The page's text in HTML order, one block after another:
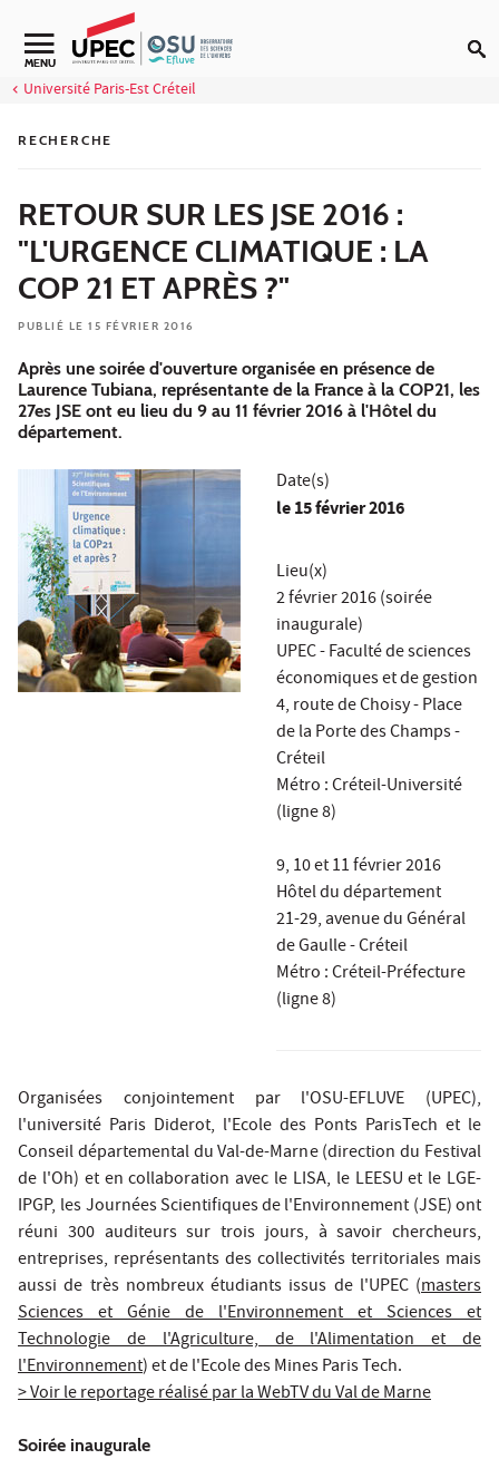
Aller au contenu
Navigation secondaire
MENU
Université Paris-Est Créteil
RECHERCHE
RETOUR SUR LES JSE 2016 :
"L'URGENCE CLIMATIQUE : LA
COP 21 ET APRÈS ?"
PUBLIÉ LE 15 FÉVRIER 2016
Après une soirée d'ouverture organisée en présence de
Laurence Tubiana, représentante de la France à la COP21, les
27es JSE ont eu lieu du 9 au 11 février 2016 à l'Hôtel du
département.
Date(s)
le15 février 2016
Lieu(x)
2 février 2016 (soirée
inaugurale)
UPEC - Faculté de sciences
économiques et de gestion
4, route de Choisy - Place
de la Porte des Champs -
Créteil
Métro : Créteil-Université
(ligne 8)
9, 10 et 11 février 2016
Hôtel du département
21-29, avenue du Général
de Gaulle - Créteil
Métro : Créteil-Préfecture
(ligne 8)
Organisées conjointement par l'OSU-EFLUVE (UPEC),
l'université Paris Diderot, l'Ecole des Ponts ParisTech et le
Conseil départemental du Val-de-Marne (direction du Festival
de l'Oh) et en collaboration avec le LISA, le LEESU et le LGE-
IPGP, les Journées Scientifiques de l'Environnement (JSE) ont
réuni 300 auditeurs sur trois jours, à savoir chercheurs,
entreprises, représentants des collectivités territoriales mais
aussi de très nombreux étudiants issus de l'UPEC (masters
Sciences et Génie de l'Environnement et Sciences et
Technologie de l'Agriculture, de l'Alimentation et de
l'Environnement) et de l'Ecole des Mines Paris Tech.
> Voir le reportage réalisé par la WebTV du Val de Marne
Soirée inaugurale